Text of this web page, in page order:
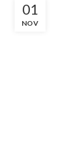
01
NOV